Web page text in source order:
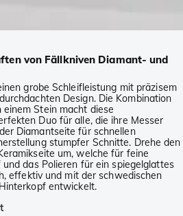
von Fällkniven Diamant- und
grobe Schleifleistung mit präzisem
Design. Die Kombination
Stein macht diese
Duo für alle, die ihre Messer
Diamantseite für schnellen
stumpfer Schnitte. Drehe den
um, welche für feine
das Polieren für ein spiegelglattes
effektiv und mit der schwedischen
entwickelt.